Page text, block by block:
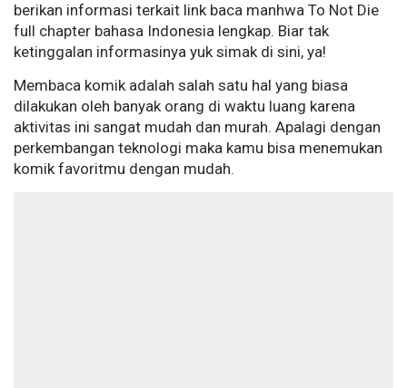
berikan informasi terkait link baca manhwa To Not Die
full chapter bahasa Indonesia lengkap. Biar tak
ketinggalan informasinya yuk simak di sini, ya!
Membaca komik adalah salah satu hal yang biasa
dilakukan oleh banyak orang di waktu luang karena
aktivitas ini sangat mudah dan murah. Apalagi dengan
perkembangan teknologi maka kamu bisa menemukan
komik favoritmu dengan mudah.